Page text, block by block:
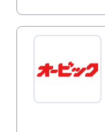
益の見込みもス
習慣にあった機
メニューも充